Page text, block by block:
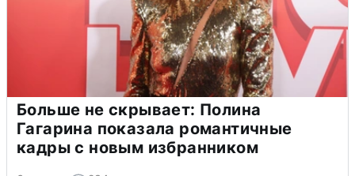
Больше не скрывает: Полина
Гагарина показала романтичные
кадры с новым избранником